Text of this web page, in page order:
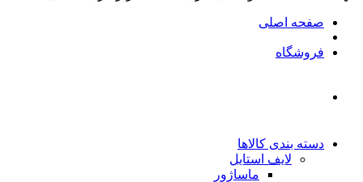
صفحه اصلی
فروشگاه
دسته بندی کالاها
لایف استایل
ماساژور